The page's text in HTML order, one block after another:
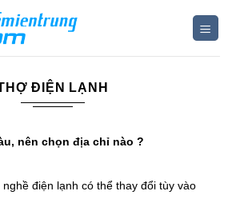
ĐIỆN LẠNH
nên chọn địa chỉ nào ?
điện lạnh có thể thay đổi tùy vào